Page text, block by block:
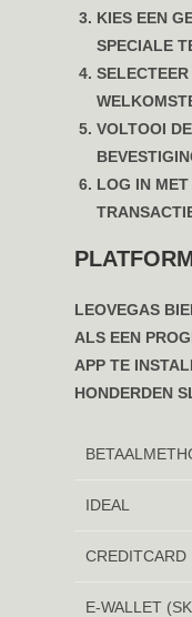
KIES EEN
SPECIALE
VOLTOOI
LOG IN
LEOVEGAS
ALS EEN
APP TE
HONDERDEN
IDEAL
CREDITCARD
E-WALLET